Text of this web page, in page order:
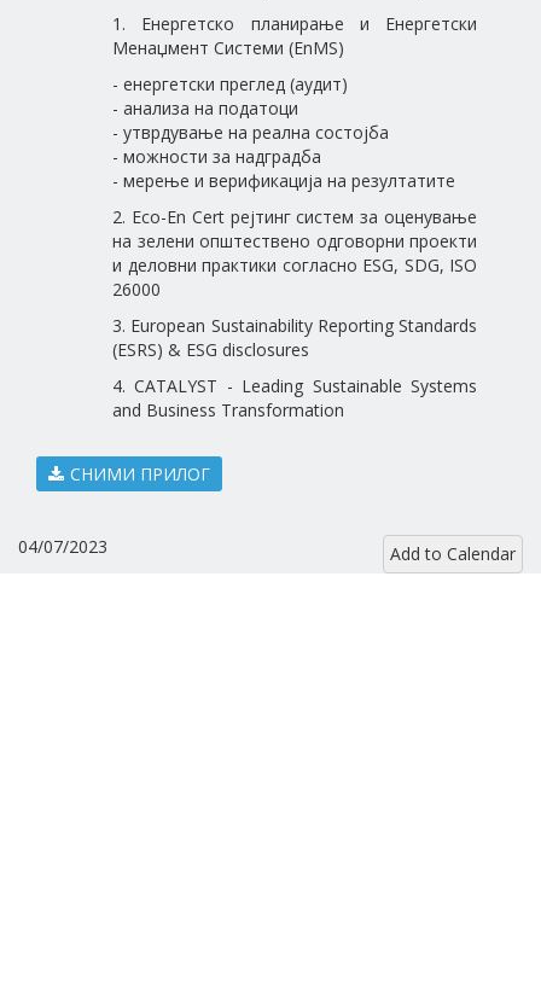
1. Енергетско планирање и Енергетски
Менаџмент Системи (EnMS)
- енергетски преглед (аудит)
- анализа на податоци
- утврдување на реална состојба
- можности за надградба
- мерење и верификација на резултатите
2. Eco-En Cert рејтинг систем за оценување
на зелени општествено одговорни проекти
и деловни практики согласно ESG, SDG, ISO
26000
3. European Sustainability Reporting Standards
(ESRS) & ESG disclosures
4. CATALYST - Leading Sustainable Systems
and Business Transformation
СНИМИ ПРИЛОГ
04/07/2023 Add to Calendar